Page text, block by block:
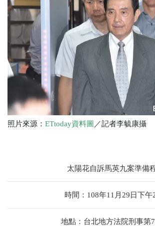
照片來源： ETtoday資料圖 ／記者李毓康攝
太陽花自訴馬英九案準備
時間：108年11月29日下午
地點： 台北地方法院刑事第